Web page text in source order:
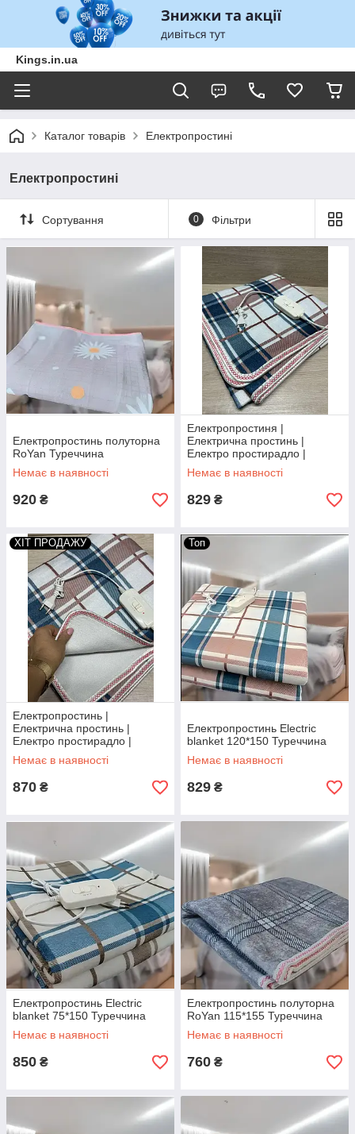
Kings.in.ua
Каталог товарів Електропростині
Електропростині
Сортування 0 Фільтри
Електропростинь полуторна
RoYan Туреччина
Немає в наявності
920 ₴
Електропростиня |
Електрична простинь |
Електро простирадло |
Простинь з підігрівом |
Електричне простирадло
Немає в наявності
829 ₴
ХІТ ПРОДАЖУ
Електропростинь |
Електрична простинь |
Електро простирадло |
Простинь з підігрівом |
Електричне простирадло
Немає в наявності
870 ₴
Топ
Електропростинь Electric
blanket 120*150 Туреччина
Немає в наявності
829 ₴
Електропростинь Electric
blanket 75*150 Туреччина
Немає в наявності
850 ₴
Електропростинь полуторна
RoYan 115*155 Туреччина
Немає в наявності
760 ₴